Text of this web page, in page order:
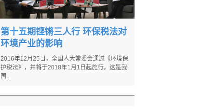
第十五期铿锵三人行 环保税法对
环境产业的影响
2016年12月25日，全国人大常委会通过《环境保
护税法》，并将于2018年1月1日起施行。这是我
国...